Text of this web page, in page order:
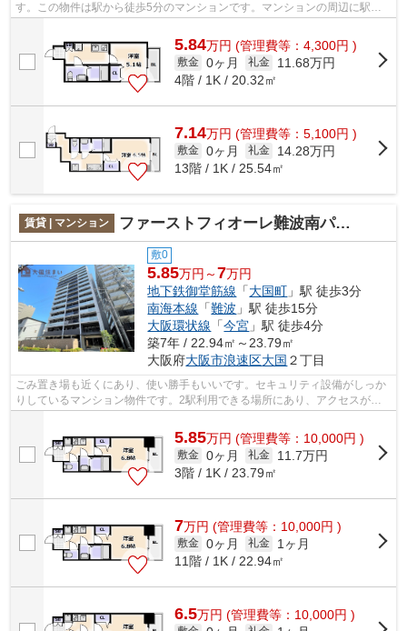
す。この物件は駅から徒歩5分のマンションです。マンションの周辺に駅が2
5.84万円 (管理費等：4,300円 )
敷金 0ヶ月 礼金
11.68万円
4階 / 1K / 20.32㎡
7.14万円 (管理費等：5,100円 )
敷金 0ヶ月 礼金
14.28万円
13階 / 1K / 25.54㎡
賃貸 | マンション ファーストフィオーレ難波南パークサイド
敷0
5.85万円～7万円
地下鉄御堂筋線 「大国町 」駅 徒歩3分
南海本線 「難波 」駅 徒歩15分
大阪環状線 「今宮 」駅 徒歩4分
築7年 / 22.94㎡～23.79㎡
大阪府大阪市浪速区大国 ２丁目
ごみ置き場も近くにあり、使い勝手もいいです。セキュリティ設備がしっか
りしているマンション物件です。2駅利用できる場所にあり、アクセスが便
5.85万円 (管理費等：10,000円 )
敷金 0ヶ月 礼金
11.7万円
3階 / 1K / 23.79㎡
7万円 (管理費等：10,000円 )
敷金 0ヶ月 礼金
1ヶ月
11階 / 1K / 22.94㎡
6.5万円 (管理費等：10,000円 )